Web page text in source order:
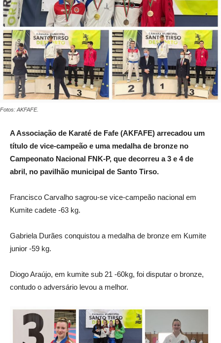
Fotos: AKFAFE.
A Associação de Karaté de Fafe (AKFAFE) arrecadou um
título de vice-campeão e uma medalha de bronze no
Campeonato Nacional FNK-P, que decorreu a 3 e 4 de
abril, no pavilhão municipal de Santo Tirso.
Francisco Carvalho sagrou-se vice-campeão nacional em
Kumite cadete -63 kg.
Gabriela Durães conquistou a medalha de bronze em Kumite
junior -59 kg.
Diogo Araújo, em kumite sub 21 -60kg, foi disputar o bronze,
contudo o adversário levou a melhor.